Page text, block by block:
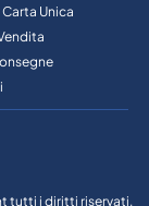
Unica
tutti i diritti riservati.